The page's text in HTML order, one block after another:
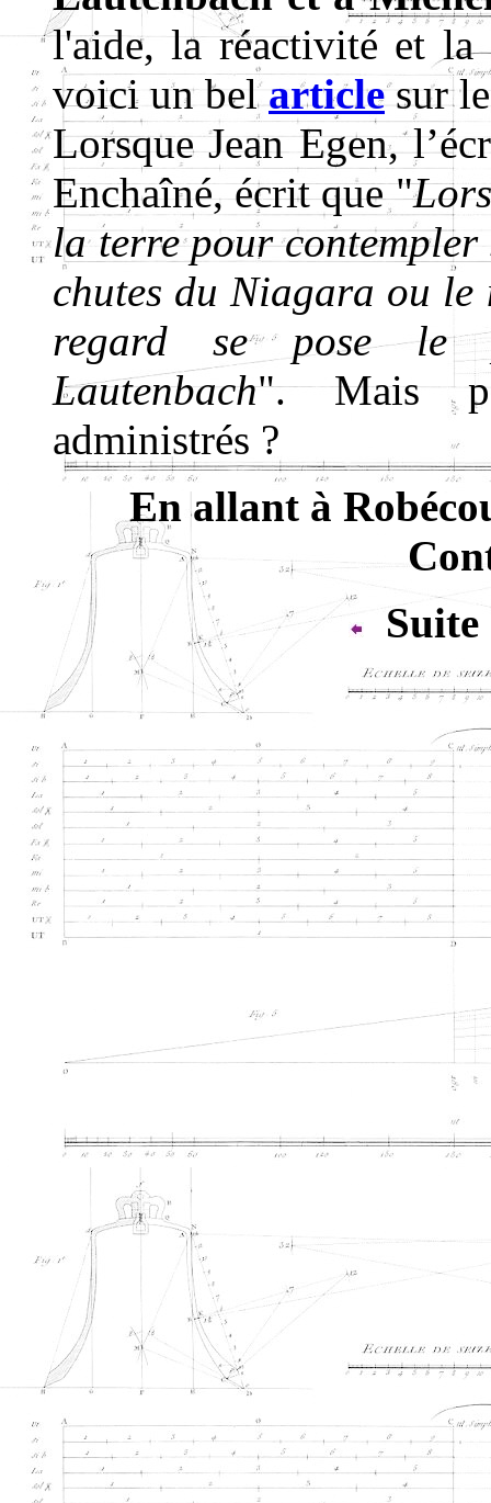
l'aide, la réactivité et la
voici un belarticlesur
Lorsque Jean Egen,
Enchaîné, écrit que "
la terre pour contempler
chutes du Niagara ou
regard se pose le
Lautenbach". Mais
administrés ?
En allant à